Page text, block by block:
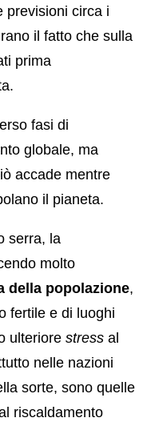
previsioni circa i
il fatto che sulla
prima
fasi di
globale, ma
accade mentre
il pianeta.
serra, la
molto
della popolazione,
fertile e di luoghi
ulteriore stress al
nelle nazioni
sorte, sono quelle
riscaldamento